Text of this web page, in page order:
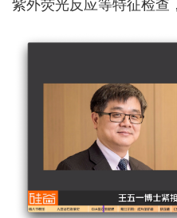
紫外荧光反应等特征检查